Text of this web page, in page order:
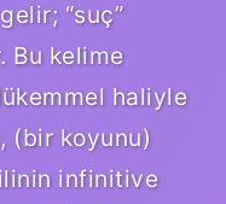
“suç”
Bu kelime
(bir koyunu)
infinitive